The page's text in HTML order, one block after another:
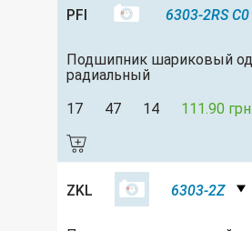
PFI 6303-2RS C0
Подшипник шариковый
радиальный
17
47 14 111.90 грн.
ZKL 6303-2Z